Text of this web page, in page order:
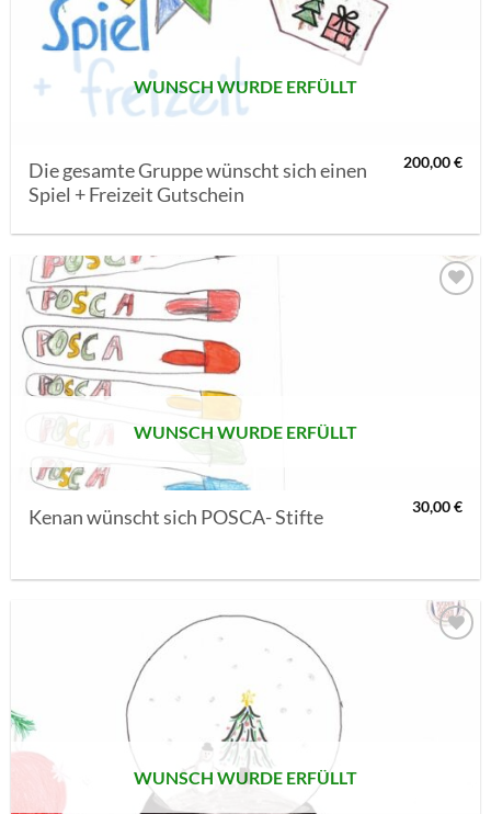
SETZEN
WUNSCH WURDE ERFÜLLT
Die gesamte Gruppe wünscht sich einen
Spiel + Freizeit Gutschein
200,00€
WUNSCH WURDE ERFÜLLT
Kenan wünscht sich POSCA- Stifte 30,00€
WUNSCH WURDE ERFÜLLT